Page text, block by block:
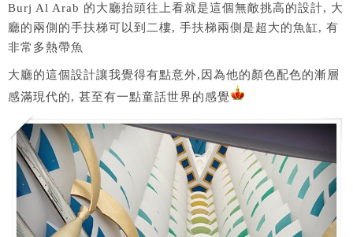
Burj Al Arab 的大廳抬頭往上看就是這個無敵挑高的設計, 大
廳的兩側的手扶梯可以到二樓, 手扶梯兩側是超大的魚缸, 有
非常多熱帶魚
大廳的這個設計讓我覺得有點意外,因為他的顏色配色的漸層
感滿現代的, 甚至有一點童話世界的感覺